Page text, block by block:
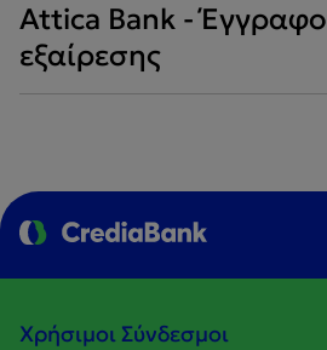
Attica Bank - Έγγραφο
εξαίρεσης
Χρήσιμοι Σύνδεσμοι